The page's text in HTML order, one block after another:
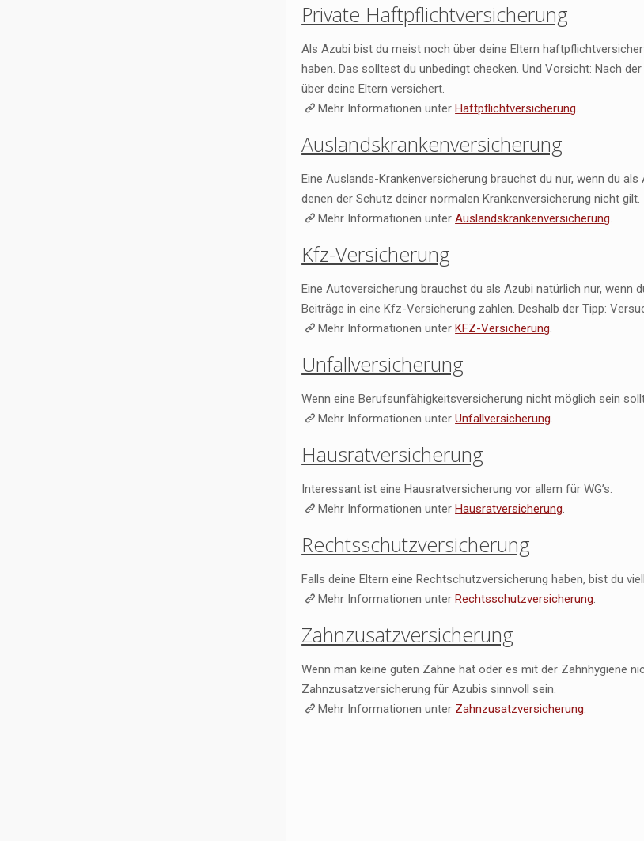
Private Haftpflichtversicherung
Als Azubi bist du meist noch über deine Eltern
haben. Das solltest du unbedingt checken. Und Vorsicht: Nach
über deine Eltern versichert.
Mehr Informationen unterHaftpflichtversicherung.
Auslandskrankenversicherung
Eine Auslands-Krankenversicherung brauchst du nur, wenn du
denen der Schutz deiner normalen Krankenversicherung nicht gilt.
Mehr Informationen unterAuslandskrankenversicherung.
Kfz-Versicherung
Eine Autoversicherung brauchst du als Azubi natürlich nur,
Beiträge in eine Kfz-Versicherung zahlen. Deshalb der Tipp:
Mehr Informationen unterKFZ-Versicherung.
Unfallversicherung
Wenn eine Berufsunfähigkeitsversicherung nicht möglich sein
Mehr Informationen unterUnfallversicherung.
Hausratversicherung
Interessant ist eine Hausratversicherung vor allem für WG’s.
Mehr Informationen unterHausratversicherung.
Rechtsschutzversicherung
Falls deine Eltern eine Rechtschutzversicherung haben, bist du
Mehr Informationen unterRechtsschutzversicherung.
Zahnzusatzversicherung
Wenn man keine guten Zähne hat oder es mit der Zahnhygiene
Zahnzusatzversicherung für Azubis sinnvoll sein.
Mehr Informationen unter Zahnzusatzversicherung.